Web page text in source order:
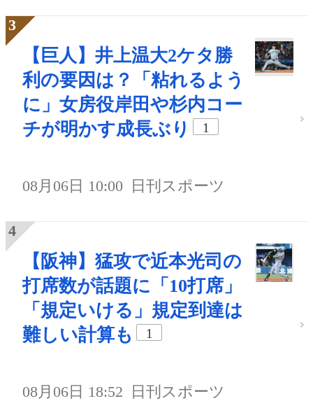
【巨人】井上温大2ケタ勝
利の要因は？「粘れるよう
に」女房役岸田や杉内コー
チが明かす成長ぶり
1
08月06日 10:00 日刊スポーツ
【阪神】猛攻で近本光司の
打席数が話題に「10打席」
「規定いける」規定到達は
難しい計算も
1
08月06日 18:52 日刊スポーツ